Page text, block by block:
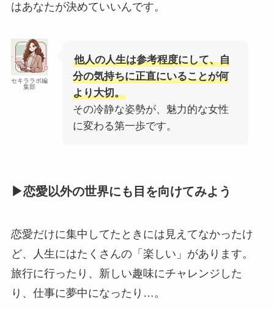
はあなたが決めていいんです。
セキララボ編
集部
他人の人生は参考程度にして、自
分の気持ちに正直にいることが何
より大切。
その冷静な姿勢が、魅力的な女性
に変わる第一歩です。
▶恋愛以外の世界にも目を向けてみよう
恋愛だけに集中してたときには見えてなかったけ
ど、人生にはたくさんの「楽しい」があります。
旅行に行ったり、新しい趣味にチャレンジした
り、仕事に夢中になったり…。